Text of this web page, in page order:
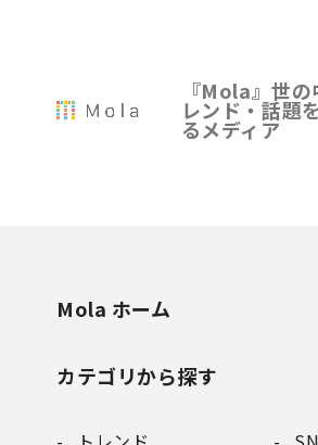
『Mola』世の
レンド・話題
るメディア
Mola ホーム
カテゴリから探す